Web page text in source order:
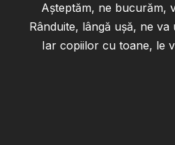
Așteptăm, ne bucurăm,
Rânduite, lângă ușă, ne
Iar copiilor cu toane, le